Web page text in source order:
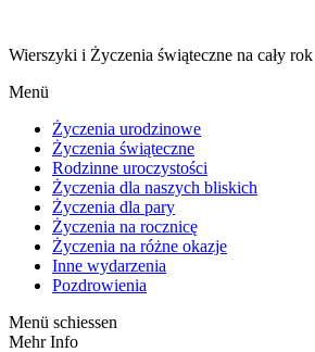
Wierszyki i Życzenia świąteczne na cały rok
Menü
Życzenia urodzinowe
Życzenia świąteczne
Rodzinne uroczystości
Życzenia dla naszych bliskich
Życzenia dla pary
Życzenia na rocznicę
Życzenia na różne okazje
Inne wydarzenia
Pozdrowienia
Menü schiessen
Mehr Info